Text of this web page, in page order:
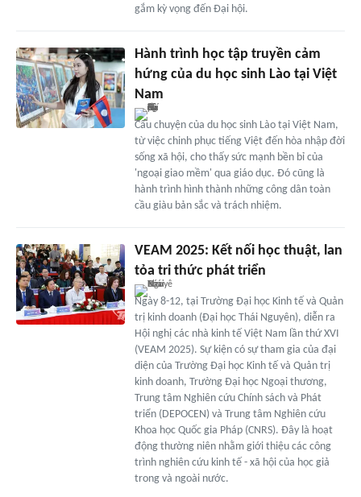
gắm kỳ vọng đến Đại hội.
Hành trình học tập truyền cảm
hứng của du học sinh Lào tại Việt
Nam
Câu chuyện của du học sinh Lào tại Việt Nam,
từ việc chinh phục tiếng Việt đến hòa nhập đời
sống xã hội, cho thấy sức mạnh bền bỉ của
'ngoại giao mềm' qua giáo dục. Đó cũng là
hành trình hình thành những công dân toàn
cầu giàu bản sắc và trách nhiệm.
VEAM 2025: Kết nối học thuật, lan
tỏa tri thức phát triển
Ngày 8-12, tại Trường Đại học Kinh tế và Quản
trị kinh doanh (Đại học Thái Nguyên), diễn ra
Hội nghị các nhà kinh tế Việt Nam lần thứ XVI
(VEAM 2025). Sự kiện có sự tham gia của đại
diện của Trường Đại học Kinh tế và Quản trị
kinh doanh, Trường Đại học Ngoại thương,
Trung tâm Nghiên cứu Chính sách và Phát
triển (DEPOCEN) và Trung tâm Nghiên cứu
Khoa học Quốc gia Pháp (CNRS). Đây là hoạt
động thường niên nhằm giới thiệu các công
trình nghiên cứu kinh tế - xã hội của học giả
trong và ngoài nước.